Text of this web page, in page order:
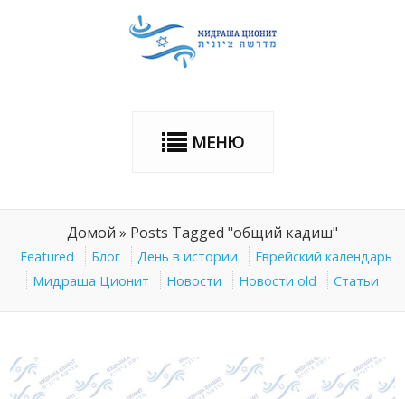
МЕНЮ
Домой » Posts Tagged "общий кадиш"
Featured Блог День в истории
Еврейский календарь
Мидраша Ционит
Новости Новости old Статьи